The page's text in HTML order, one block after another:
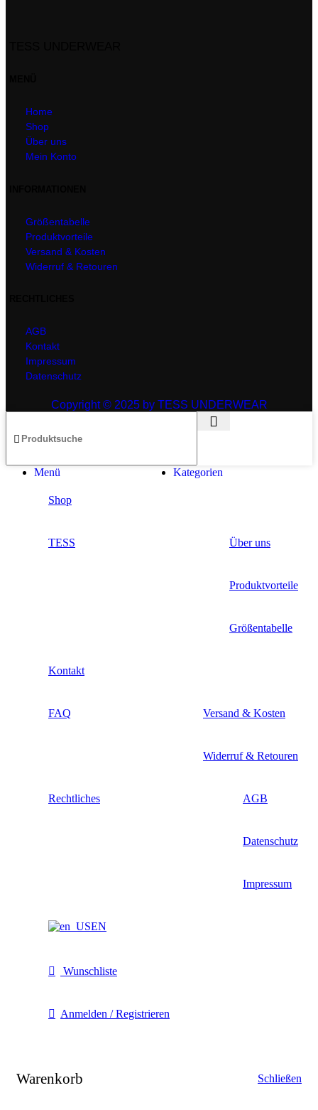
Home
Shop
Über uns
Mein Konto
Größentabelle
Produktvorteile
Versand & Kosten
Widerruf & Retouren
AGB
Kontakt
Impressum
Datenschutz
Copyright © 2025 by TESS UNDERWEAR
Menü Kategorien
Shop
TESS Über uns
Produktvorteile
Größentabelle
Kontakt
FAQ Versand & Kosten
Widerruf & Retouren
Rechtliches AGB
Datenschutz
Impressum
EN
Wunschliste
Anmelden / Registrieren
Warenkorb Schließen